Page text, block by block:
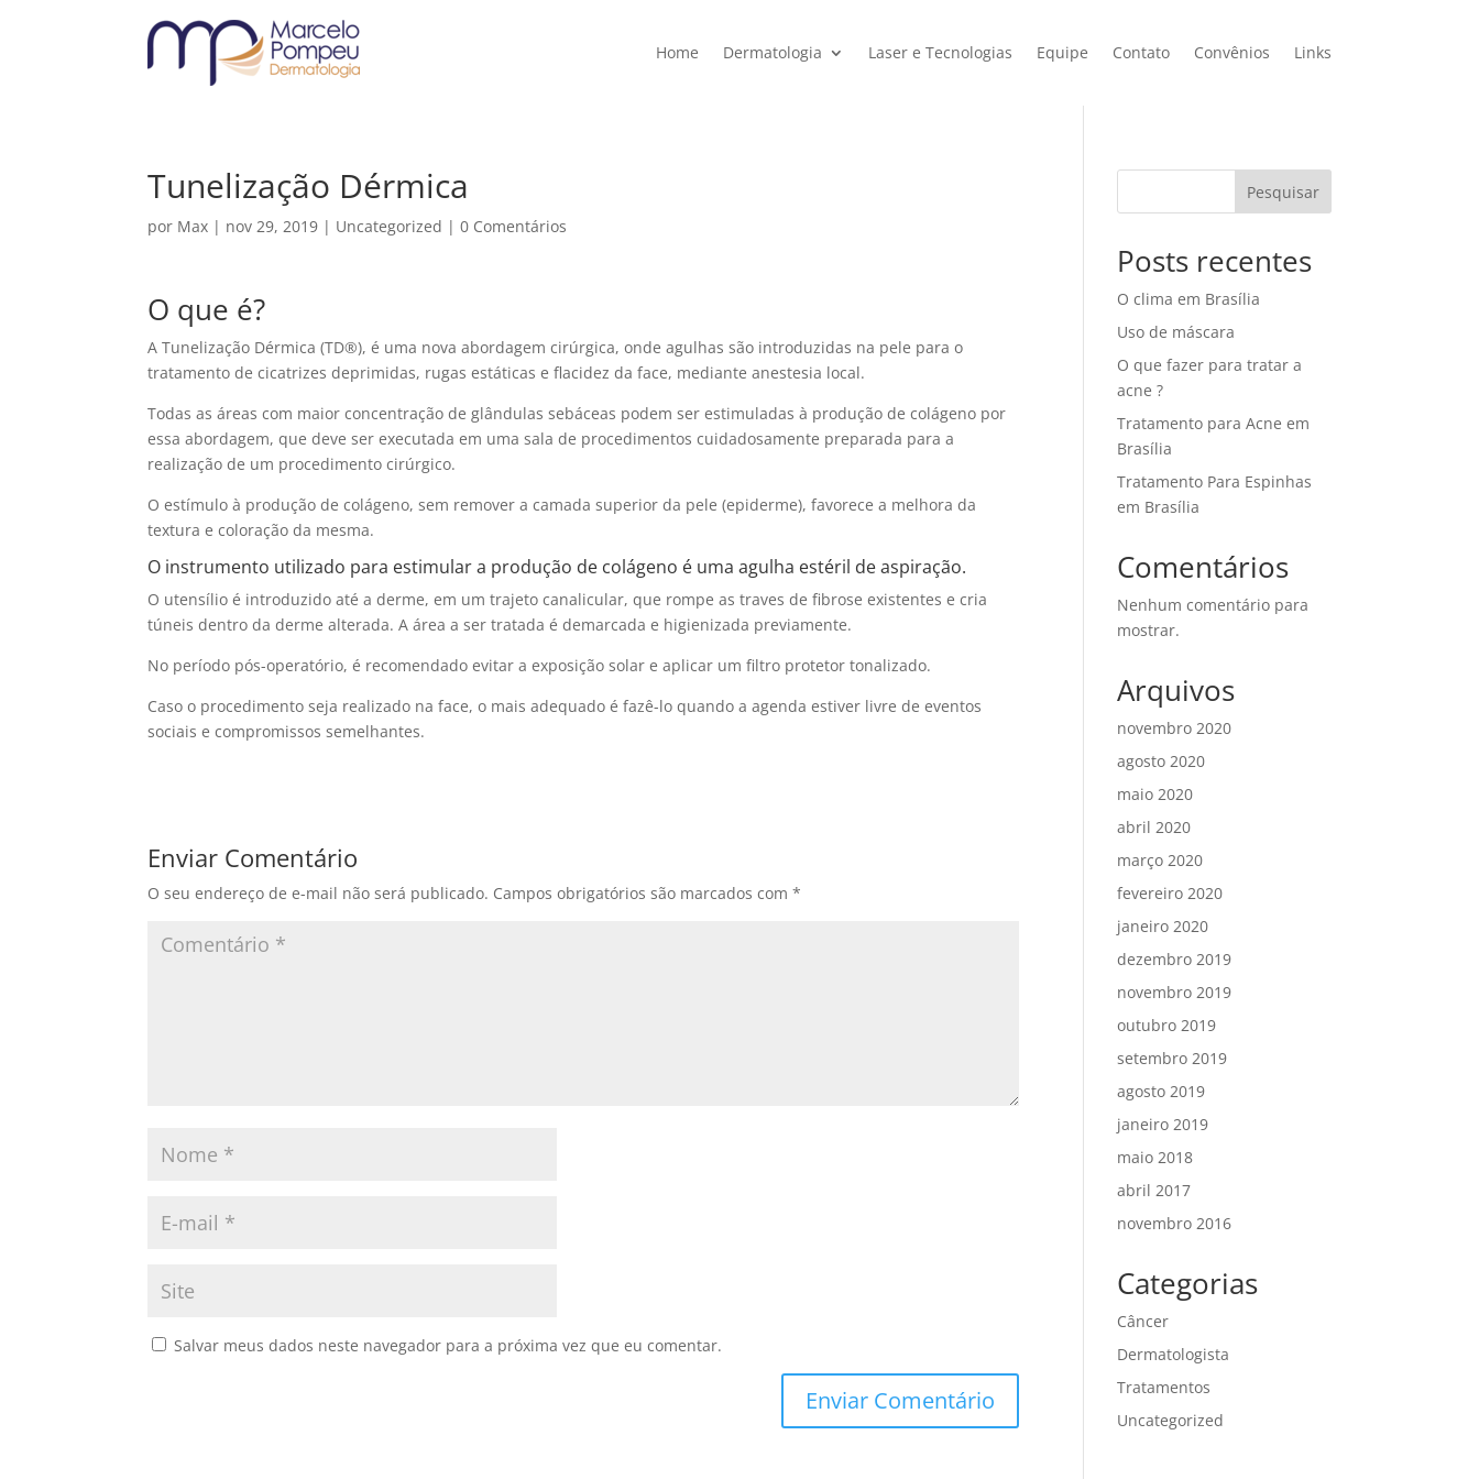
Home Dermatologia Laser e Tecnologias Equipe Contato Convênios Links
Tunelização Dérmica
por Max | nov 29, 2019 | Uncategorized |0 Comentários
O que é?
A Tunelização Dérmica (TD®️), é uma nova abordagem cirúrgica, onde agulhas são introduzidas na pele para o
tratamento de cicatrizes deprimidas, rugas estáticas e flacidez da face, mediante anestesia local.
Todas as áreas com maior concentração de glândulas sebáceas podem ser estimuladas à produção de colágeno por
essa abordagem, que deve ser executada em uma sala de procedimentos cuidadosamente preparada para a
realização de um procedimento cirúrgico.
O estímulo à produção de colágeno, sem remover a camada superior da pele (epiderme), favorece a melhora da
textura e coloração da mesma.
O instrumento utilizado para estimular a produção de colágeno é uma agulha estéril de aspiração.
O utensílio é introduzido até a derme, em um trajeto canalicular, que rompe as traves de fibrose existentes e cria
túneis dentro da derme alterada. A área a ser tratada é demarcada e higienizada previamente.
No período pós-operatório, é recomendado evitar a exposição solar e aplicar um filtro protetor tonalizado.
Caso o procedimento seja realizado na face, o mais adequado é fazê-lo quando a agenda estiver livre de eventos
sociais e compromissos semelhantes.
Enviar Comentário
O seu endereço de e-mail não será publicado. Campos obrigatórios são marcados com*
Salvar meus dados neste navegador para a próxima vez que eu comentar.
Pesquisar
Posts recentes
O clima em Brasília
Uso de máscara
O que fazer para tratar a
acne ?
Tratamento para Acne em
Brasília
Tratamento Para Espinhas
em Brasília
Comentários
Nenhum comentário para
mostrar.
Arquivos
novembro 2020
agosto 2020
maio 2020
abril 2020
março 2020
fevereiro 2020
janeiro 2020
dezembro 2019
novembro 2019
outubro 2019
setembro 2019
agosto 2019
janeiro 2019
maio 2018
abril 2017
novembro 2016
Categorias
Câncer
Dermatologista
Tratamentos
Uncategorized